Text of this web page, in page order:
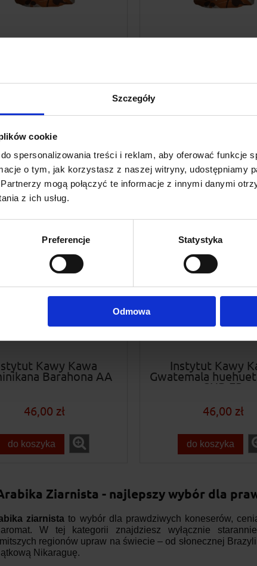
Szczegóły
cookie
spersonalizowania treści i reklam, aby oferować funkcje
o tym, jak korzystasz z naszej witryny, udostępniamy
mogą połączyć te informacje z innymi danymi
z ich usług.
Preferencje Statystyka
Odmowa
cena:97,75 zł
do koszyka do koszyka
Kawy Kawa
Barahona AA
46,00 zł
do koszyka
Instytut Kawy
Gwatemala
SHB EP
46,00 zł
do koszyka
Ziarnista - najlepszy wybór dla
ziarnista to wybór dla prawdziwych koneserów,
aromat. W tej kategorii znajdziesz wyłącznie
regionów upraw na świecie – od słonecznej
Nikaraguę.